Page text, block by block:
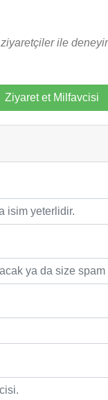
ile
Ziyaret et Milfavcisi